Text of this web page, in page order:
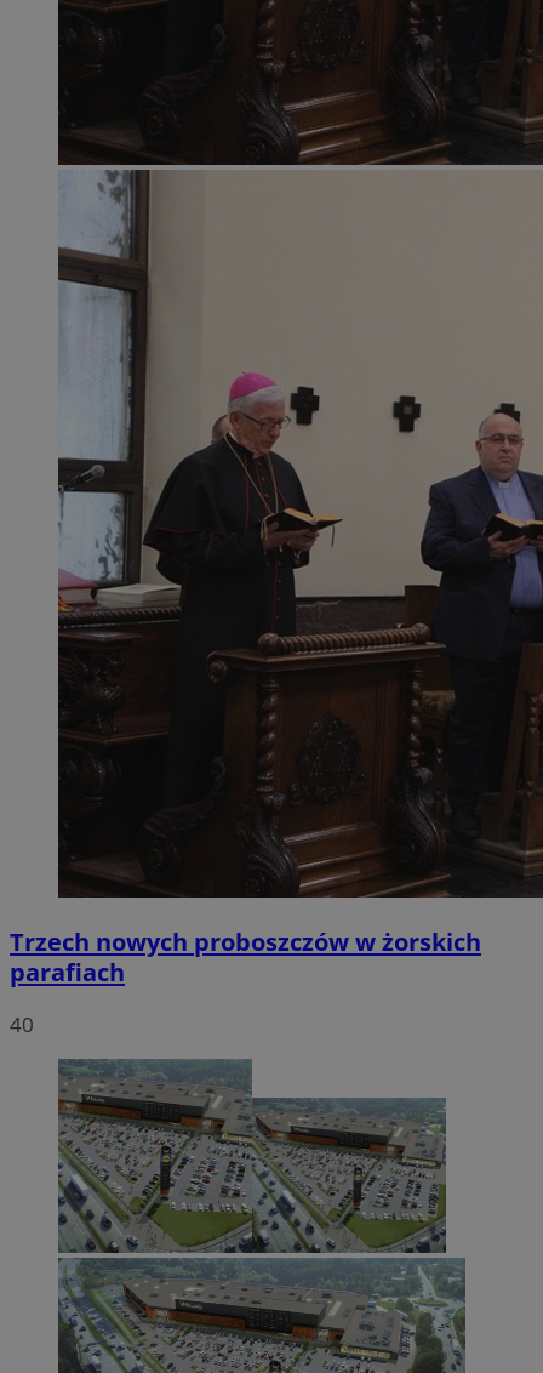
Trzech nowych proboszczów w żorskich
parafiach
40